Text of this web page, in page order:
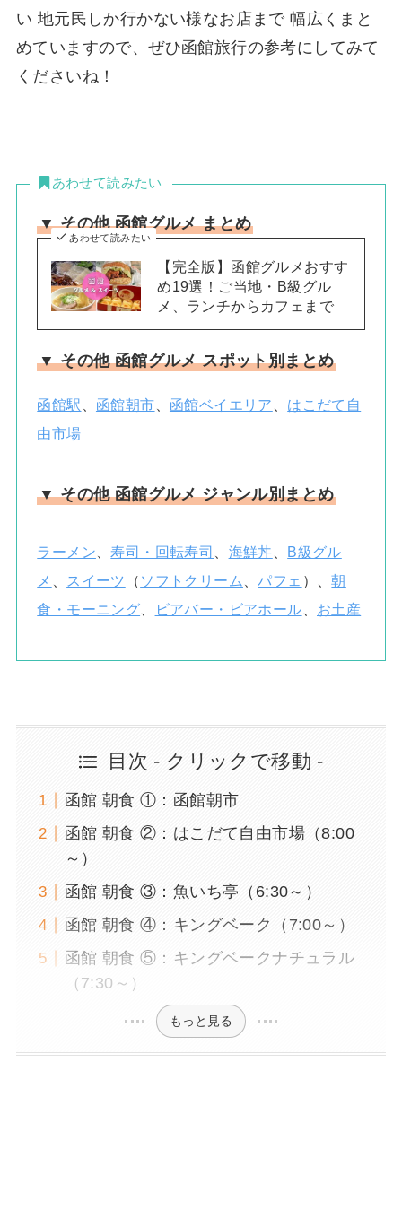
い 地元民しか行かない様なお店まで 幅広くまと
めていますので、ぜひ函館旅行の参考にしてみて
くださいね！
あわせて読みたい
▼ その他 函館グルメ まとめ
あわせて読みたい
【完全版】函館グルメおすす
め19選！ご当地・B級グル
メ、ランチからカフェまで
▼ その他 函館グルメ スポット別まとめ
函館駅 函館朝市 函館ベイエリア
はこだて自
由市場
▼ その他 函館グルメ ジャンル別まとめ
ラーメン 、寿司・回転寿司 海鮮丼
B級グル
メ
スイーツ （ ソフトクリーム 、パフェ ）、朝
食・モーニング
ビアバー・ビアホール お土産
目次 - クリックで移動 -
函館 朝食 ①：函館朝市
函館 朝食 ②：はこだて自由市場（8:00
～）
函館 朝食 ③：魚いち亭（6:30～）
函館 朝食 ④：キングベーク（7:00～）
函館 朝食 ⑤：キングベークナチュラル
（7:30～）
もっと見る